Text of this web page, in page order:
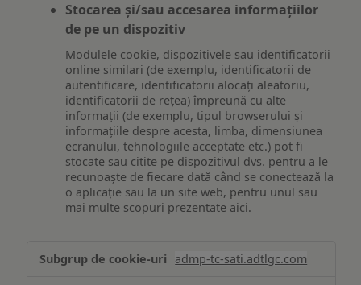
Stocarea și/sau accesarea informațiilor
de pe un dispozitiv
Modulele cookie, dispozitivele sau identificatorii
online similari (de exemplu, identificatorii de
autentificare, identificatorii alocați aleatoriu,
identificatorii de rețea) împreună cu alte
informații (de exemplu, tipul browserului și
informațiile despre acesta, limba, dimensiunea
ecranului, tehnologiile acceptate etc.) pot fi
stocate sau citite pe dispozitivul dvs. pentru a le
recunoaște de fiecare dată când se conectează la
o aplicație sau la un site web, pentru unul sau
mai multe scopuri prezentate aici.
și/sau
admp-tc-sati.adtlgc.com